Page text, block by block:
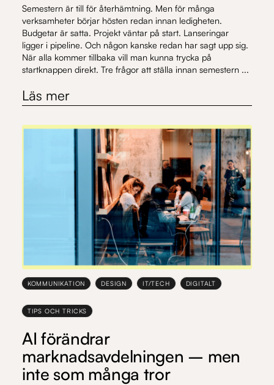
Semestern är till för återhämtning. Men för många
verksamheter börjar hösten redan innan ledigheten.
Budgetar är satta. Projekt väntar på start. Lanseringar
ligger i pipeline. Och någon kanske redan har sagt upp sig.
När alla kommer tillbaka vill man kunna trycka på
startknappen direkt. Tre frågor att ställa innan semestern ...
Läs mer
KOMMUNIKATION DESIGN IT/TECH DIGITALT
TIPS OCH TRICKS
AI förändrar
marknadsavdelningen – men
inte som många tror